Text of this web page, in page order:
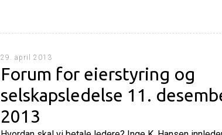
29. april 2013
Forum for eierstyring og
selskapsledelse 11.
2013